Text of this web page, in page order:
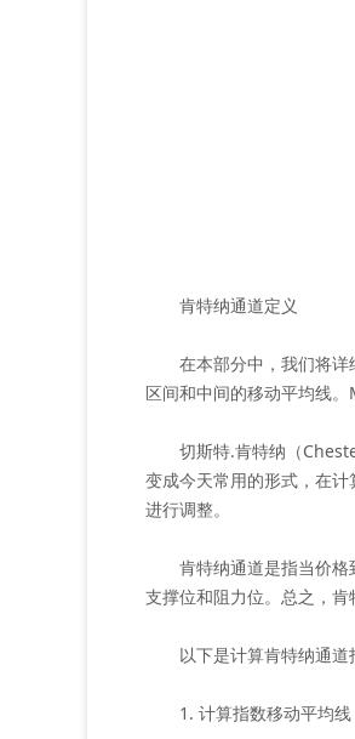
肯特纳通道定义
在本部分中，我们将详细
区间和中间的移动平均线
切斯特.肯特纳（Chester
变成今天常用的形式，在
进行调整。
肯特纳通道是指当价格到
支撑位和阻力位。总之，肯
以下是计算肯特纳通道
1. 计算指数移动平均线